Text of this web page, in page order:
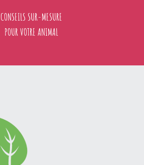
CONSEILS SUR-MESURE
POUR VOTRE ANIMAL